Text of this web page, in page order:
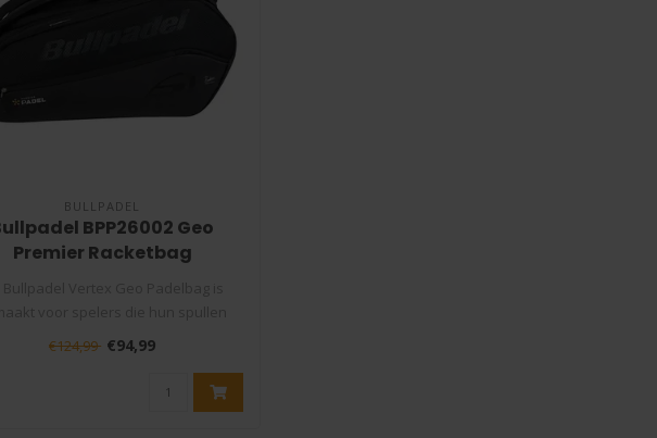
BULLPADEL
BPP26002 Geo
Premier Racketbag
serieus..
€124,99 €94,99